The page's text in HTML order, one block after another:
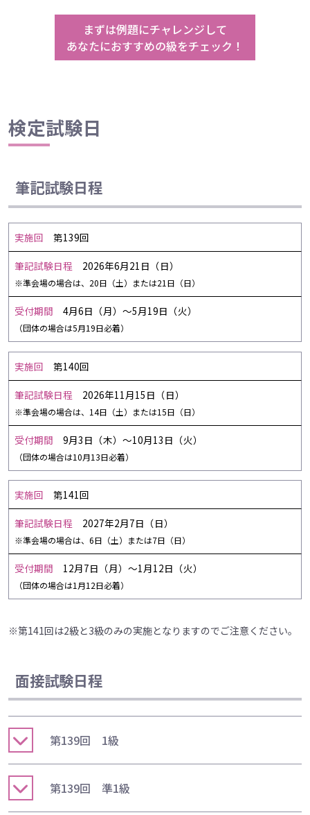
まずは例題にチャレンジして
あなたにおすすめの級をチェック！
検定試験日
筆記試験日程
第139回
2026年6月21日（日）
※準会場の場合は、20日（土）または21日（日）
4月6日（月）～5月19日（火）
（団体の場合は5月19日必着）
第140回
2026年11月15日（日）
※準会場の場合は、14日（土）または15日（日）
9月3日（木）～10月13日（火）
（団体の場合は10月13日必着）
第141回
2027年2月7日（日）
※準会場の場合は、6日（土）または7日（日）
12月7日（月）～1月12日（火）
（団体の場合は1月12日必着）
※第141回は2級と3級のみの実施となりますのでご注意ください。
面接試験日程
第139回 1級
第139回 準1級